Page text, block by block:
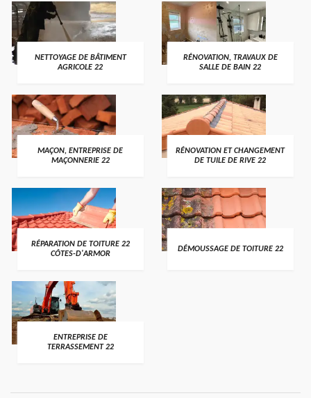
NETTOYAGE DE BÂTIMENT
AGRICOLE 22
RÉNOVATION, TRAVAUX DE
SALLE DE BAIN 22
MAÇON, ENTREPRISE DE
MAÇONNERIE 22
RÉNOVATION ET CHANGEMENT
DE TUILE DE RIVE 22
RÉPARATION DE TOITURE 22
CÔTES-D'ARMOR
DÉMOUSSAGE DE TOITURE 22
ENTREPRISE DE
TERRASSEMENT 22